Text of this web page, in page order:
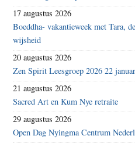
17 augustus 2026
Boeddha- vakantieweek met Tara,
wijsheid
20 augustus 2026
Zen Spirit Leesgroep 2026 22
21 augustus 2026
Sacred Art en Kum Nye retraite
29 augustus 2026
Open Dag Nyingma Centrum